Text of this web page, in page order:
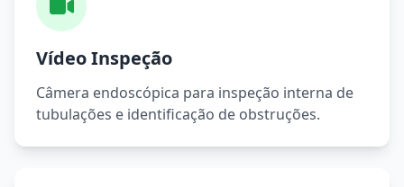
Vídeo Inspeção
Câmera endoscópica para inspeção interna de
tubulações e identificação de obstruções.